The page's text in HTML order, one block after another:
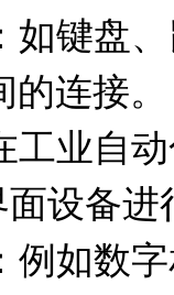
如键盘
连接。
工业自
设备进
例如数